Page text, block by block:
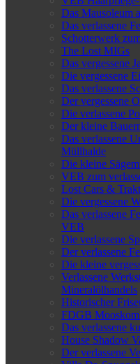
Das Mausoleum
Das verlassene
Schotterwerk
The Lost MIGs
Das vergessene
Die vergessene
Das verlassene
Der vergessene
Die verlassene
Der kleine
Das verlassene
Müllhalde
Die kleine
VEB zum
Lost Cars &
Die vergessene
Das verlassene
VEB
Die verlassene
Der verlassene
Die kleine
Verlassene
Mineralölhandels
Historischer
FDGB
Das verlassene
House Shadow
Der verlassene